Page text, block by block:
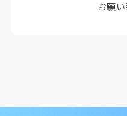
お願い